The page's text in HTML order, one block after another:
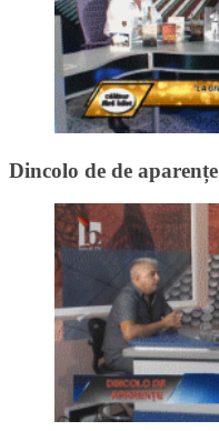
Dincolo de de aparențe